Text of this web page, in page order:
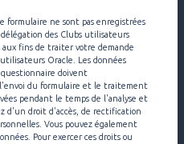
formulaire ne sont pas enregistrées
délégation des Clubs utilisateurs
aux fins de traiter votre demande
Oracle. Les données
questionnaire doivent
du formulaire et le traitement
pendant le temps de l'analyse et
d'un droit d'accès, de rectification
Vous pouvez également
Pour exercer ces droits ou